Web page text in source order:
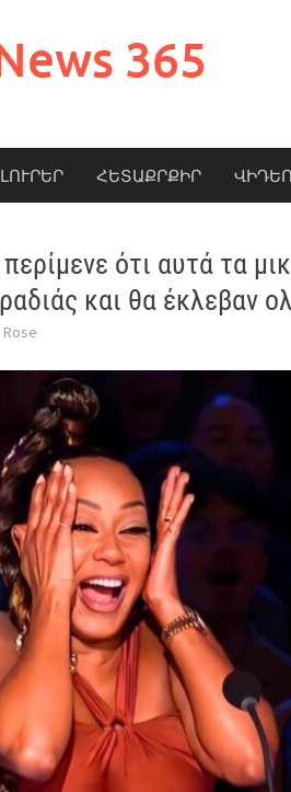
365
ԼՈՒՐԵՐ ՀԵՏԱՔՐՔԻՐ ՎԻԴԵՈ
ότι αυτά τα
και θα έκλεβαν
Rose